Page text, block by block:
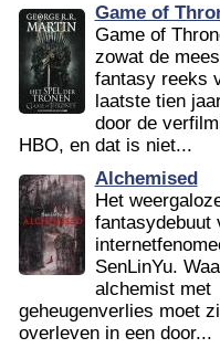
Game of
Game of
zowat de
fantasy reeks
laatste tien
door de
HBO, en dat is niet...
Alchemised
Het
fantasydebuut
SenLinYu.
alchemist met
geheugenverlies moet
overleven in een door...